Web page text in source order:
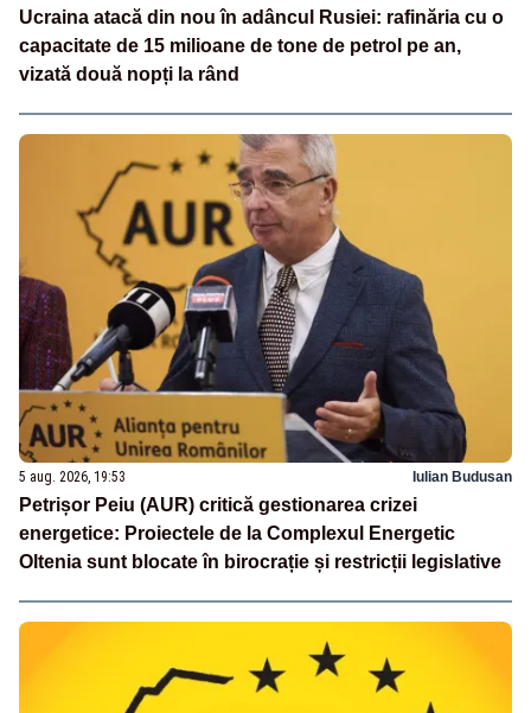
Ucraina atacă din nou în adâncul Rusiei: rafinăria cu o
capacitate de 15 milioane de tone de petrol pe an,
vizată două nopți la rând
5 aug. 2026, 19:53 Iulian Budusan
Petrișor Peiu (AUR) critică gestionarea crizei
energetice: Proiectele de la Complexul Energetic
Oltenia sunt blocate în birocrație și restricții legislative